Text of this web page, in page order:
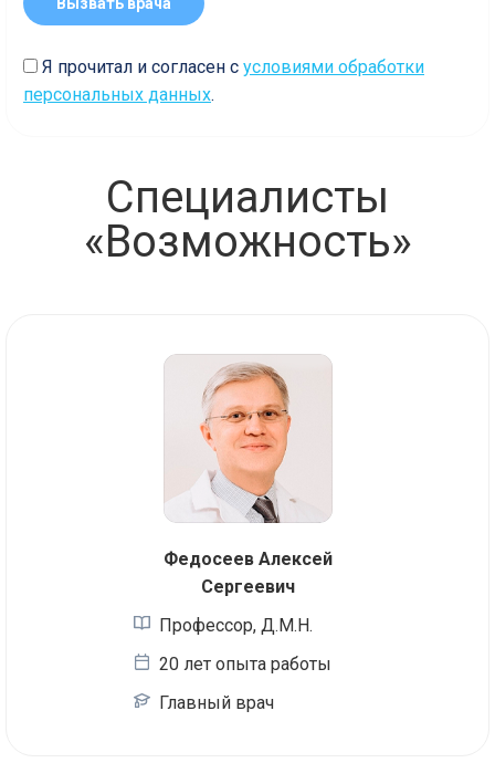
Я прочитал и согласен с условиями обработки
персональных данных.
Специалисты
«Возможность»
Федосеев Алексей
Сергеевич
Профессор, Д.М.Н.
20 лет опыта работы
Главный врач